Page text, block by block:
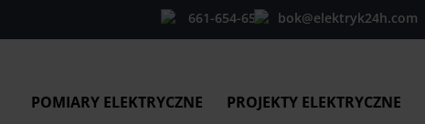
661-654-654 bok@elektryk24h.com
POMIARY ELEKTRYCZNE PROJEKTY ELEKTRYCZNE